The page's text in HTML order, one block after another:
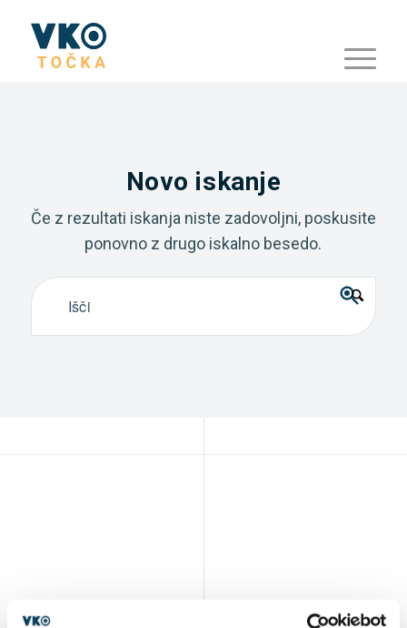
Novo iskanje
Če z rezultati iskanja niste zadovoljni, poskusite
ponovno z drugo iskalno besedo.